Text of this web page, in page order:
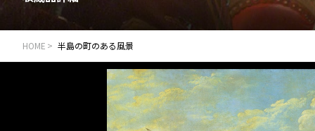
HOME 半島の町のある風景